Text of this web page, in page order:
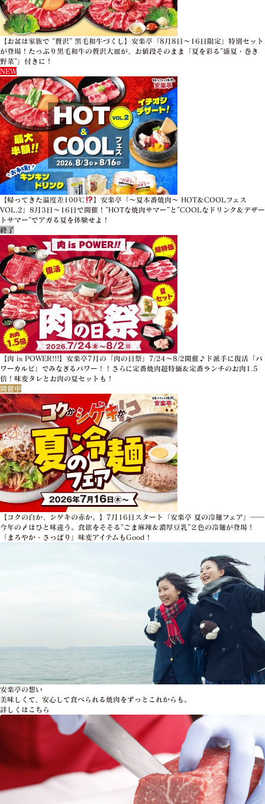
【お盆は家族で ”贅沢” 黒毛和牛づくし】安楽亭「8月8日～16日限定」特別セット
が登場！たっぷり黒毛和牛の贅沢大皿が、お値段そのまま「夏を彩る”盛夏・巻き
野菜”」付きに！
NEW
【帰ってきた温度差100℃
】安楽亭「～夏本番焼肉～ HOT＆COOLフェス
VOL.2」8月3日～16日で開催！”HOTな焼肉サマー”と”COOLなドリンク＆デザー
トサマー”でアガる夏を体験せよ！
終了
【肉 is POWER!!!】安楽亭7月の「肉の日祭」7/24～8/2開催♪ド派手に復活「パ
ワーカルビ」でみなぎるパワー！！さらに定番焼肉超特価＆定番ランチのお肉1.5
倍！味変タレとお肉の夏セットも！
開催中
【コクの白か、シゲキの赤か。】7月16日スタート「安楽亭 夏の冷麺フェア」――
今年の〆はひと味違う。食欲をそそる”ごま麻辣＆濃厚豆乳”２色の冷麺が登場！
「まろやか・さっぱり」味変アイテムもGood！
安楽亭の想い
美味しくて、安心して食べられる焼肉をずっとこれからも。
詳しくはこちら